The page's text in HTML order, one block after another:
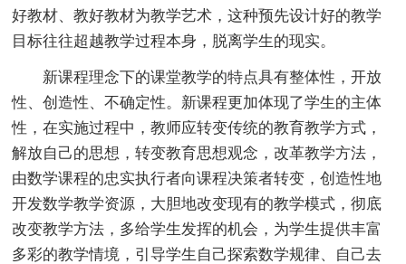
好教材、教好教材为教学艺术，这种预先设计好的教学
目标往往超越教学过程本身，脱离学生的现实。
新课程理念下的课堂教学的特点具有整体性，开放
性、创造性、不确定性。新课程更加体现了学生的主体
性，在实施过程中，教师应转变传统的教育教学方式，
解放自己的思想，转变教育思想观念，改革教学方法，
由数学课程的忠实执行者向课程决策者转变，创造性地
开发数学教学资源，大胆地改变现有的教学模式，彻底
改变教学方法，多给学生发挥的机会，为学生提供丰富
多彩的教学情境，引导学生自己探索数学规律、自己去